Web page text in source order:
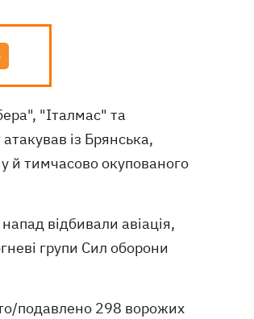
"Італмас" та
із Брянська,
й тимчасово окупованого
відбивали авіація,
групи Сил оборони
подавлено 298 ворожих